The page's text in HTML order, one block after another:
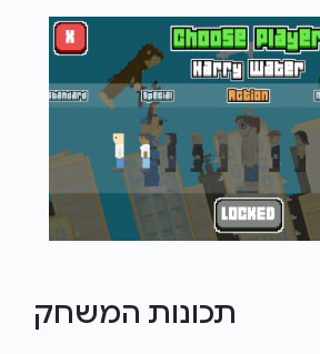
תכונות המשחק